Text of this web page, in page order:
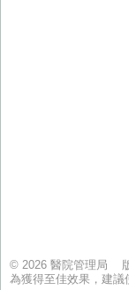
© 2026 醫院管理局
為獲得至佳效果，建